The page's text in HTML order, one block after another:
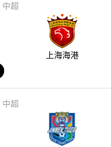
中超
上海海港
中超